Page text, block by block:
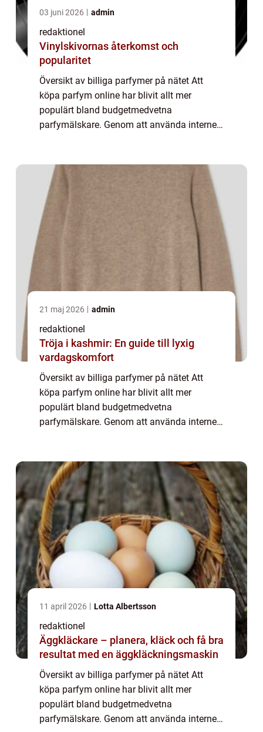
03 juni 2026 admin
redaktionel
Vinylskivornas återkomst och
popularitet
Översikt av billiga parfymer på nätet Att
köpa parfym online har blivit allt mer
populärt bland budgetmedvetna
parfymälskare. Genom att använda internet
kompromissa med kva...
21 maj 2026 admin
redaktionel
Tröja i kashmir: En guide till lyxig
vardagskomfort
Översikt av billiga parfymer på nätet Att
köpa parfym online har blivit allt mer
populärt bland budgetmedvetna
parfymälskare. Genom att använda internet
kompromissa med kva...
11 april 2026 Lotta Albertsson
redaktionel
Äggkläckare – planera, kläck och få bra
resultat med en äggkläckningsmaskin
Översikt av billiga parfymer på nätet Att
köpa parfym online har blivit allt mer
populärt bland budgetmedvetna
parfymälskare. Genom att använda internet